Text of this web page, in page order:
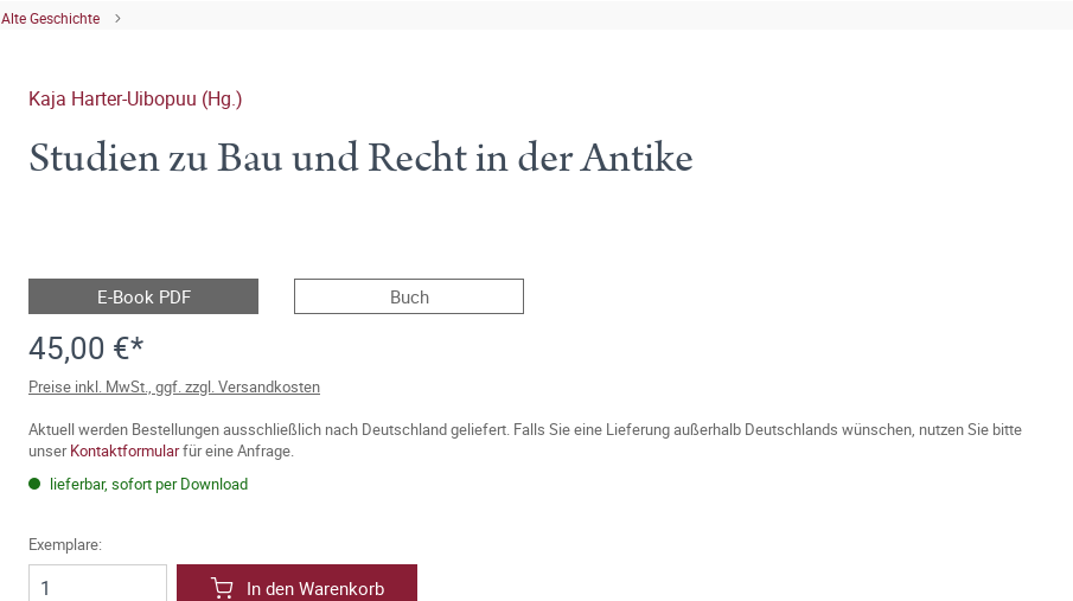
Alte Geschichte
Kaja Harter-Uibopuu (Hg.)
Studien zu Bau und Recht in der Antike
E-Book PDF Buch
45,00 €*
Preise inkl. MwSt., ggf. zzgl. Versandkosten
Aktuell werden Bestellungen ausschließlich nach Deutschland geliefert. Falls Sie eine Lieferung außerhalb Deutschlands wünschen, nutzen Sie bitte
unserKontaktformularfür eine Anfrage.
lieferbar, sofort per Download
Exemplare:
In den Warenkorb